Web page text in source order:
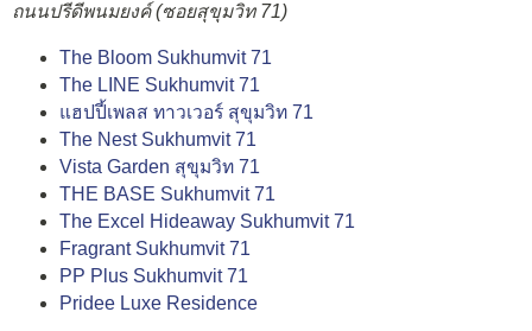
ถนนปรีดีพนมยงค์ (ซอยสุขุมวิท 71)
The Bloom Sukhumvit 71
The LINE Sukhumvit 71
แฮปปี้เพลส ทาวเวอร์ สุขุมวิท 71
The Nest Sukhumvit 71
Vista Garden สุขุมวิท 71
THE BASE Sukhumvit 71
The Excel Hideaway Sukhumvit 71
Fragrant Sukhumvit 71
PP Plus Sukhumvit 71
Pridee Luxe Residence